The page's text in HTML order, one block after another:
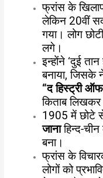
फ्रांस के
लेकिन 20वीं
गया। लोग
लगे।
इन्होंने ‘दुई
बनाया, जिसके
“द हिस्ट्री
किताब लिखकर
1905 में छोटे
जानाहिन्द-
बना।
फ्रांस के
लोगों को